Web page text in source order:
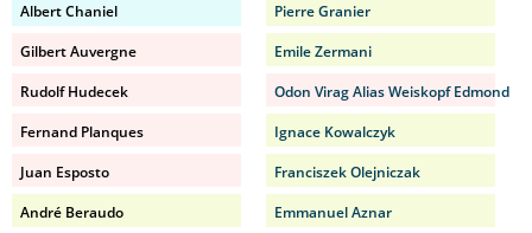
Albert Chaniel
Gilbert Auvergne
Rudolf Hudecek
Fernand Planques
Juan Esposto
André Beraudo
Pierre Granier
Emile Zermani
Odon Virag Alias Weiskopf Edmond
Ignace Kowalczyk
Franciszek Olejniczak
Emmanuel Aznar